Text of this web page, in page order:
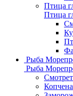
Птица
Птица
Рыба
Рыба